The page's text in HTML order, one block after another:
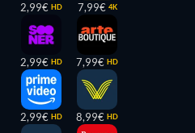
2,99€ HD
2,99€ HD
2,99€ HD
7,99€ 4K
7,99€ HD
8,99€ HD